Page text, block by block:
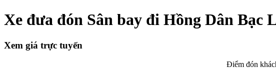
Xe đưa đón Sân bay đi Hồng Dân Bạc
Xem giá trực tuyến
Điểm đón